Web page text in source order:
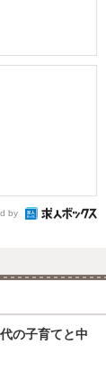
by
の子育てと中